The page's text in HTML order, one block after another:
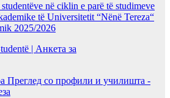
në ciklin e parë të studimeve
të Universitetit “Nënë Tereza“
2025/2026
| Анкета за
Преглед со профили и училишта -